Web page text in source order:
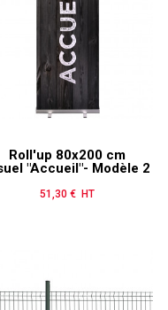
Roll'up 80x200 cm
"Accueil"- Modèle 2
Prix
51,30 € HT